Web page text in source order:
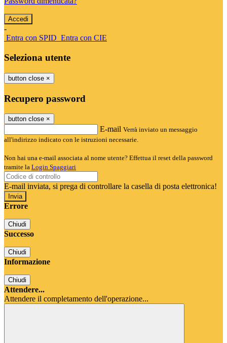
-
Entra con SPID Entra con CIE
Seleziona utente
button close ×
Recupero password
button close ×
E-mail Verrà inviato un messaggio
all'indirizzo indicato con le istruzioni necessarie.
Non hai una e-mail associata al nome utente? Effettua il reset della password
tramite la Login Spaggiari
E-mail inviata, si prega di controllare la casella di posta elettronica!
Errore
Chiudi
Successo
Chiudi
Informazione
Chiudi
Attendere...
Attendere il completamento dell'operazione...